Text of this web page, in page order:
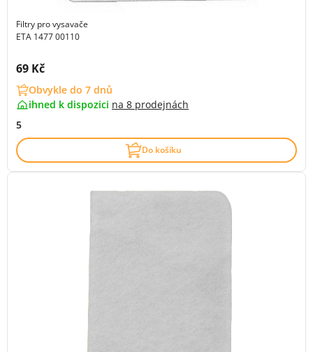
Filtry pro vysavače
ETA 1477 00110
Cena s DPH:
69 Kč
Obvykle do 7 dnů
ihned k dispozici na 8 prodejnách
5
Do košíku